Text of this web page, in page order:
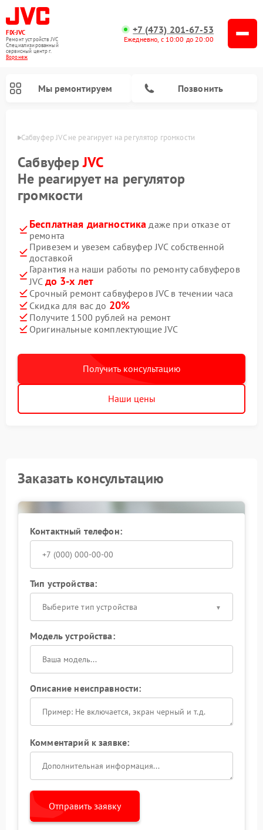
FIX-JVC
Ремонт устройств JVC
Специализированный
cервисный центр г.
Воронеж
+7 (473) 201-67-53
Ежедневно, с 10:00 до 20:00
Мы ремонтируем Позвонить
Сабвуфер JVC не реагирует на регулятор громкости
СабвуферJVC
Не реагирует на регулятор
громкости
Бесплатная диагностика даже при отказе от
ремонта
Привезем и увезем сабвуфер JVC собственной
доставкой
Гарантия на наши работы по ремонту сабвуферов
JVC до 3-х лет
Срочный ремонт сабвуферов JVC в течении часа
Скидка для вас до 20%
Получите 1500 рублей на ремонт
Оригинальные комплектующие JVC
Получить консультацию
Наши цены
Заказать консультацию
Контактный телефон:
Тип устройства:
Выберите тип устройства
Модель устройства:
Описание неисправности:
Комментарий к заявке:
Отправить заявку